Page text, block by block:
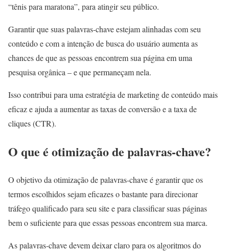
“tênis para maratona”, para atingir seu público.
Garantir que suas palavras-chave estejam alinhadas com seu
conteúdo e com a intenção de busca do usuário aumenta as
chances de que as pessoas encontrem sua página em uma
pesquisa orgânica – e que permaneçam nela.
Isso contribui para uma estratégia de marketing de conteúdo mais
eficaz e ajuda a aumentar as taxas de conversão e a taxa de
cliques (CTR).
O que é otimização de palavras-chave?
O objetivo da otimização de palavras-chave é garantir que os
termos escolhidos sejam eficazes o bastante para direcionar
tráfego qualificado para seu site e para classificar suas páginas
bem o suficiente para que essas pessoas encontrem sua marca.
As palavras-chave devem deixar claro para os algoritmos do